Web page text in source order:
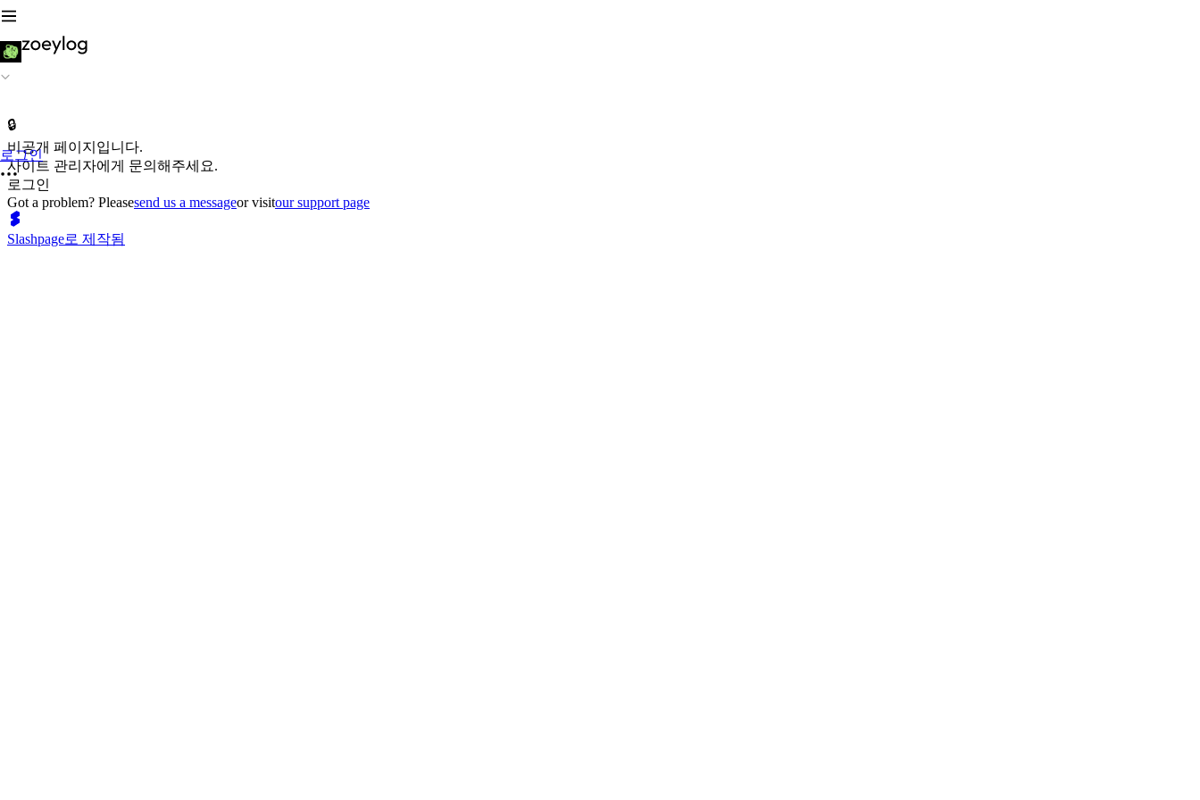
로그인
🔒
비공개 페이지입니다.
사이트 관리자에게 문의해주세요.
로그인
Got a problem? Pleasesend us a messageor visitour support page
Slashpage로 제작됨